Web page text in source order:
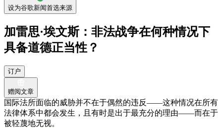
设为谷歌新闻首选来源
加雷思·埃文斯：非法战争在何种情况下
具备道德正当性？
订户
赠阅文章
国际法所面临的威胁并不在于偶然的违反——这种情况在所有
法律体系中都会发生，且有时是出于最充分的理由——而在于
被轻蔑地无视。